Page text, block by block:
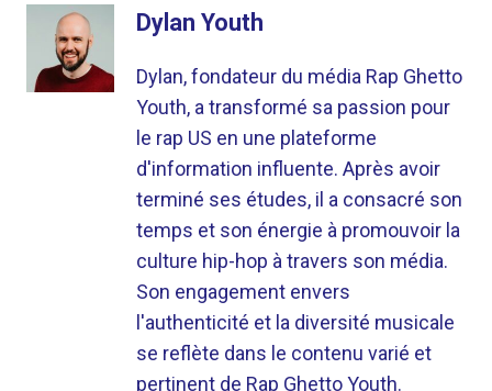
Dylan Youth
Dylan, fondateur du média Rap Ghetto
Youth, a transformé sa passion pour
le rap US en une plateforme
d'information influente. Après avoir
terminé ses études, il a consacré son
temps et son énergie à promouvoir la
culture hip-hop à travers son média.
Son engagement envers
l'authenticité et la diversité musicale
se reflète dans le contenu varié et
pertinent de Rap Ghetto Youth.